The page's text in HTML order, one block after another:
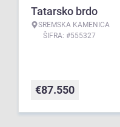
Tatarsko brdo
SREMSKA KAMENICA
ŠIFRA: #555327
€87.550